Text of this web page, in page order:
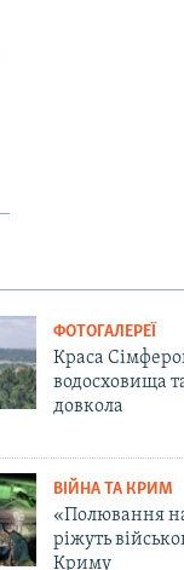
ФОТОГАЛЕРЕЇ
Краса
водосховища
довкола
ВІЙНА ТА КРИМ
«Полювання
ріжуть
Криму